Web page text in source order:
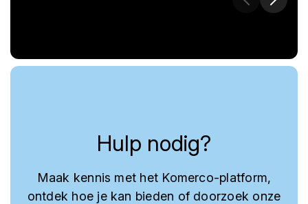
Hulp nodig?
Maak kennis met het Komerco-platform,
ontdek hoe je kan bieden of doorzoek onze